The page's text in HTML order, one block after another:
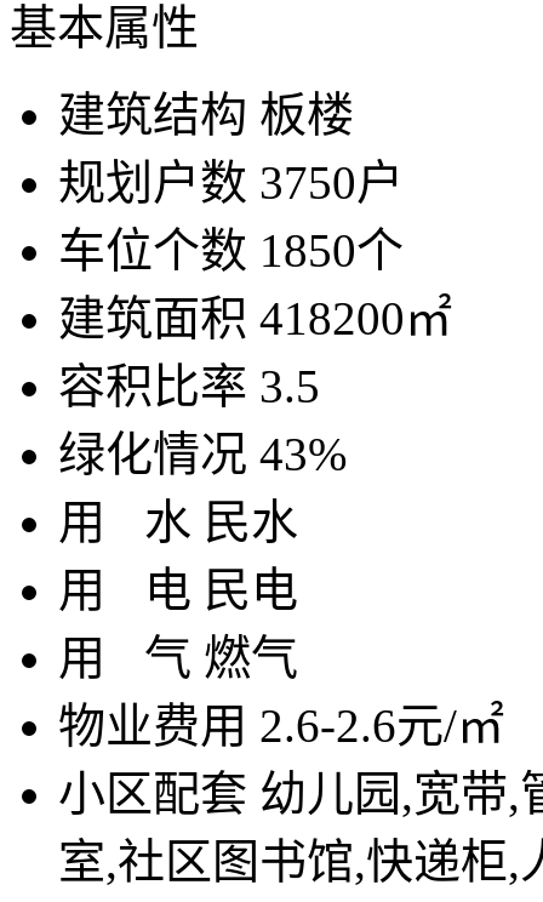
基本属性
建筑结构 板楼
规划户数 3750户
车位个数 1850个
建筑面积 418200㎡
容积比率 3.5
绿化情况 43%
用 水 民水
用
电 民电
用 气 燃气
物业费用 2.6-2.6元/㎡
小区配套 幼儿园,宽带,
室,社区图书馆,快递柜,